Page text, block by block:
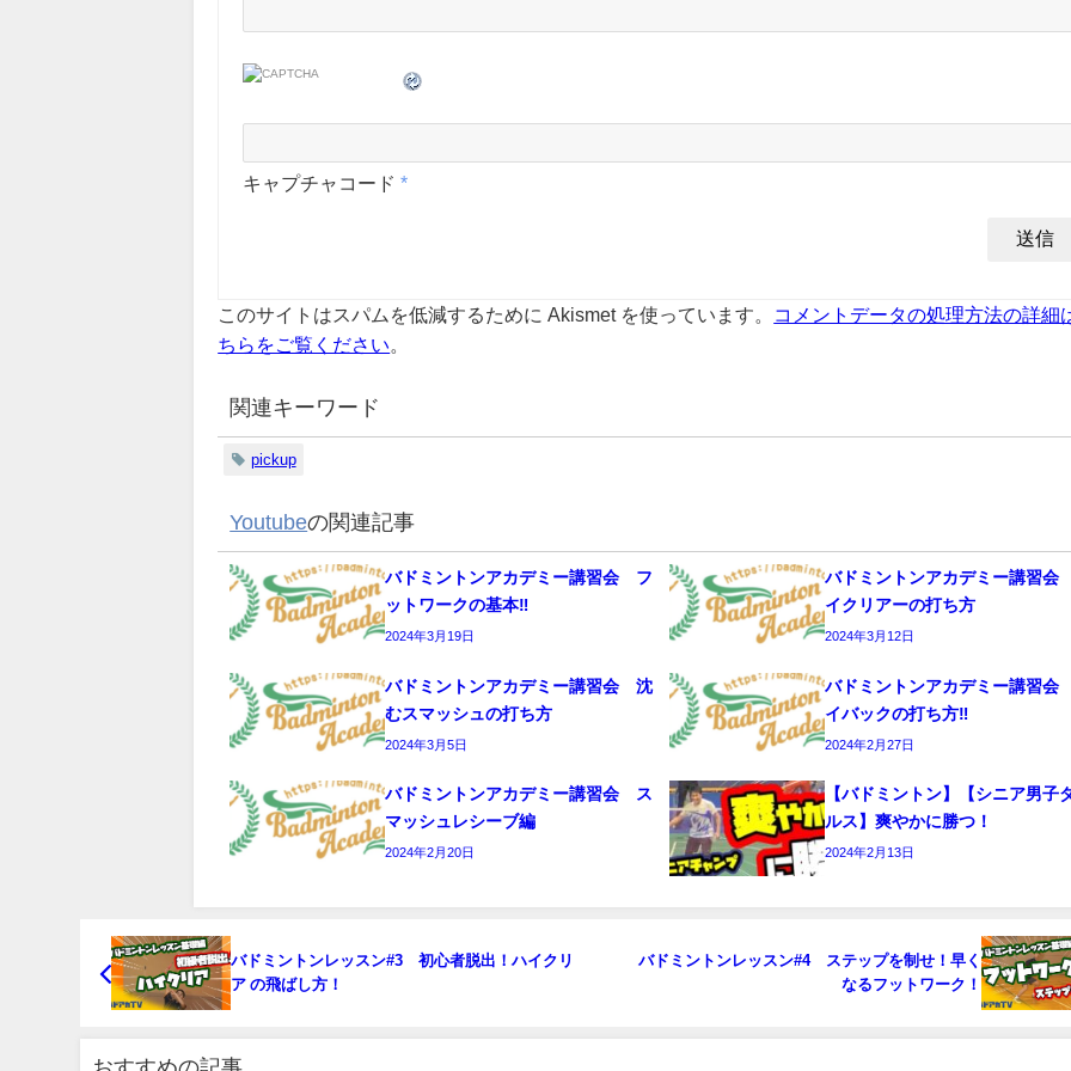
キャプチャコード *
このサイトはスパムを低減するために Akismet を使っています。
コメントデータの処理方法の詳細
ちらをご覧ください
関連キーワード
pickup
Youtubeの関連記事
バドミントンアカデミー講習会 フ
ットワークの基本‼️
2024年3月19日
バドミントンアカデミー講習
イクリアーの打ち方
2024年3月12日
バドミントンアカデミー講習会 沈
むスマッシュの打ち方
2024年3月5日
バドミントンアカデミー講習
イバックの打ち方‼️
2024年2月27日
バドミントンアカデミー講習会 ス
マッシュレシーブ編
2024年2月20日
【バドミントン】【シニア男子
ルス】爽やかに勝つ！
2024年2月13日
バドミントンレッスン#3 初心者脱出！ハイクリ
ア の飛ばし方！
バドミントンレッスン#4 ステップを制せ！早く
なるフットワーク！